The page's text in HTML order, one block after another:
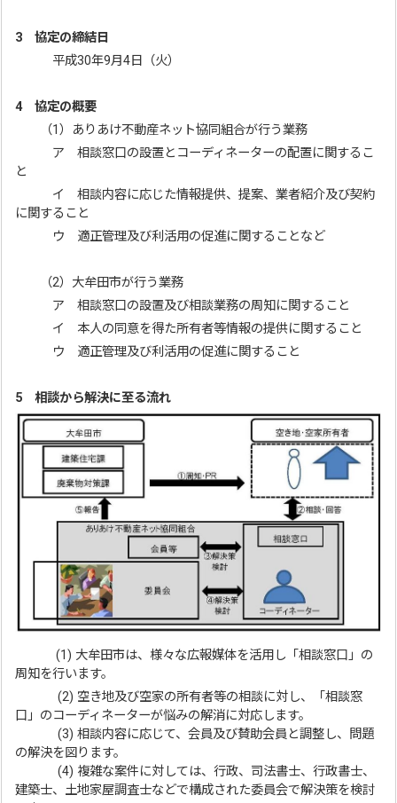
3 協定の締結日
平成30年9月4日（火）
4 協定の概要
（1）ありあけ不動産ネット協同組合が行う業務
ア 相談窓口の設置とコーディネーターの配置に関するこ
と
イ 相談内容に応じた情報提供、提案、業者紹介及び契約
に関すること
ウ 適正管理及び利活用の促進に関することなど
（2）大牟田市が行う業務
ア 相談窓口の設置及び相談業務の周知に関すること
イ 本人の同意を得た所有者等情報の提供に関すること
ウ 適正管理及び利活用の促進に関すること
5 相談から解決に至る流れ
(1) 大牟田市は、様々な広報媒体を活用し「相談窓口」の
周知を行います。
(2) 空き地及び空家の所有者等の相談に対し、「相談窓
口」のコーディネーターが悩みの解消に対応します。
(3) 相談内容に応じて、会員及び賛助会員と調整し、問題
の解決を図ります。
(4) 複雑な案件に対しては、行政、司法書士、行政書士、
建築士、土地家屋調査士などで構成された委員会で解決策を検討